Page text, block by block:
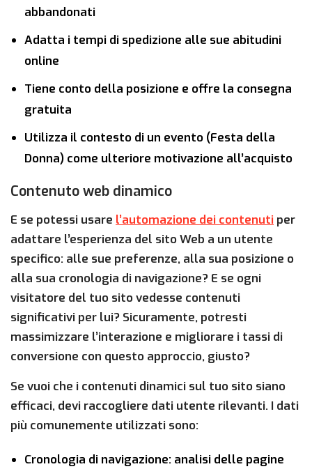
abbandonati
Adatta i tempi di spedizione alle sue abitudini
online
Tiene conto della posizione e offre la consegna
gratuita
Utilizza il contesto di un evento (Festa della
Donna) come ulteriore motivazione all’acquisto
Contenuto web dinamico
E se potessi usare l’automazione dei contenuti per
adattare l’esperienza del sito Web a un utente
specifico: alle sue preferenze, alla sua posizione o
alla sua cronologia di navigazione? E se ogni
visitatore del tuo sito vedesse contenuti
significativi per lui? Sicuramente, potresti
massimizzare l’interazione e migliorare i tassi di
conversione con questo approccio, giusto?
Se vuoi che i contenuti dinamici sul tuo sito siano
efficaci, devi raccogliere dati utente rilevanti. I dati
più comunemente utilizzati sono:
Cronologia di navigazione: analisi delle pagine